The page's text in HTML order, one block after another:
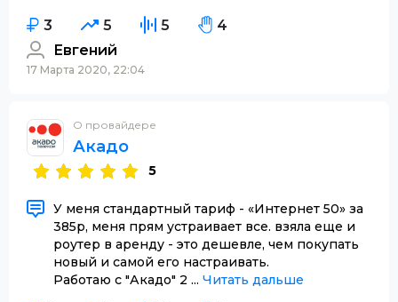
3 5 5
4
Евгений
17 Марта 2020, 22:04
О провайдере
Акадо
5
У меня стандартный тариф - «Интернет 50» за
385р, меня прям устраивает все. взяла еще и
роутер в аренду - это дешевле, чем покупать
новый и самой его настраивать.
Работаю с "Акадо" 2 ... Читать дальше